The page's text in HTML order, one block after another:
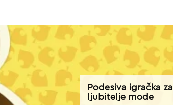
Podesiva igračka za
ljubitelje mode